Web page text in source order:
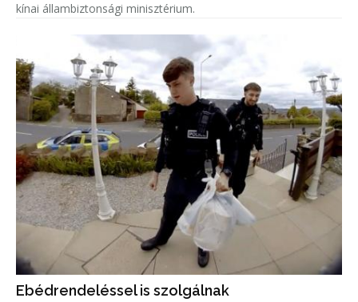
kínai állambiztonsági minisztérium.
Ebédrendeléssel is szolgálnak